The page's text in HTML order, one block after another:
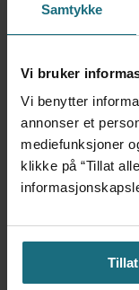
Samtykke
Vi bruker
Vi benytter
annonser et
mediefunksjoner
klikke på “Tillat
Støre: –
som har
kunne gi